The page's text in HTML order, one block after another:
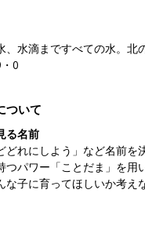
水滴まですべての水。北
0
ついて
る名前
どれにしよう」など名前を
つパワー「ことだま」を用
な子に育ってほしいか考え